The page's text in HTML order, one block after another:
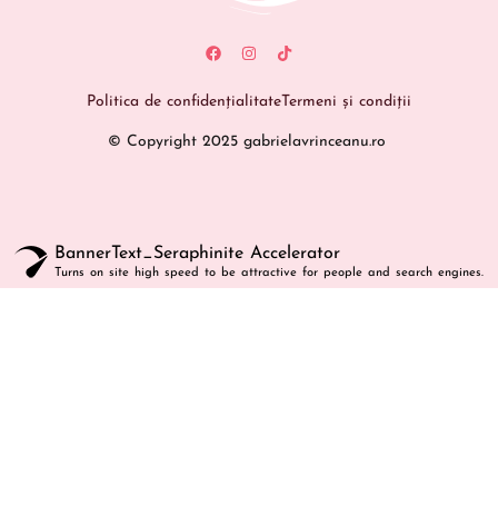
Politica de confidențialitateTermeni și condiții
© Copyright 2025 gabrielavrinceanu.ro
BannerText_Seraphinite Accelerator
Turns on site high speed to be attractive for people and search engines.